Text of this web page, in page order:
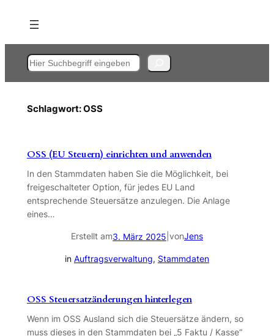
Inhalt
springen
Suchen
Schlagwort:OSS
OSS (EU Steuern) einrichten und anwenden
In den Stammdaten haben Sie die Möglichkeit, bei
freigeschalteter Option, für jedes EU Land
entsprechende Steuersätze anzulegen. Die Anlage
eines…
Erstellt am3. März 2025 vonJens
in Auftragsverwaltung, Stammdaten
OSS Steuersatzänderungen hinterlegen
Wenn im OSS Ausland sich die Steuersätze ändern, so
muss dieses in den Stammdaten bei „5 Faktu / Kasse“